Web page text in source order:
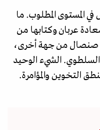
في المستوى المطلوب. ما
عربان وكتابها من
صنصال من جهة أخرى،
الشيء الوحيد
التخوين والمؤامرة.